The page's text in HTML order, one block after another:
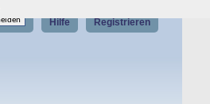
Registrieren
Hilfe